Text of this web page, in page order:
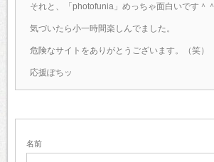
それと、「photofunia」めっちゃ面白いです＾＾
気づいたら小一時間楽しんでました。
危険なサイトをありがとうございます。（笑）
応援ぽちッ
名前